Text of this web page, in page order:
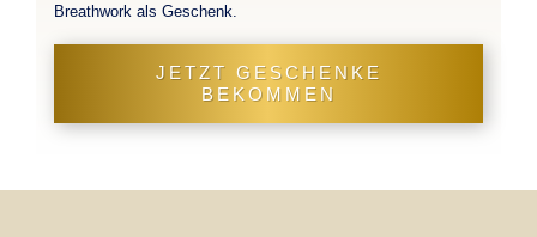
Breathwork als Geschenk.
JETZT GESCHENKE
BEKOMMEN